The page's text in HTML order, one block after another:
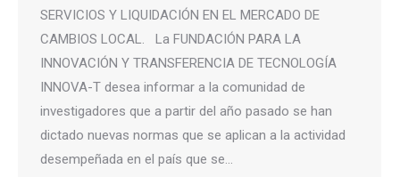
SERVICIOS Y LIQUIDACIÓN EN EL MERCADO DE
CAMBIOS LOCAL. La FUNDACIÓN PARA LA
INNOVACIÓN Y TRANSFERENCIA DE TECNOLOGÍA
INNOVA-T desea informar a la comunidad de
investigadores que a partir del año pasado se han
dictado nuevas normas que se aplican a la actividad
desempeñada en el país que se…